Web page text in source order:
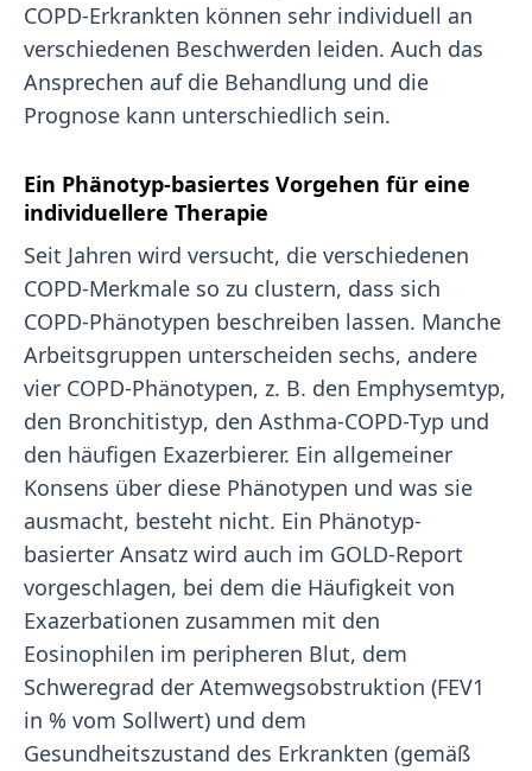
COPD-Erkrankten können sehr individuell an
verschiedenen Beschwerden leiden. Auch das
Ansprechen auf die Behandlung und die
Prognose kann unterschiedlich sein.
Ein Phänotyp-basiertes Vorgehen für eine
individuellere Therapie
Seit Jahren wird versucht, die verschiedenen
COPD-Merkmale so zu clustern, dass sich
COPD-Phänotypen beschreiben lassen. Manche
Arbeitsgruppen unterscheiden sechs, andere
vier COPD-Phänotypen, z. B. den Emphysemtyp,
den Bronchitistyp, den Asthma-COPD-Typ und
den häufigen Exazerbierer. Ein allgemeiner
Konsens über diese Phänotypen und was sie
ausmacht, besteht nicht. Ein Phänotyp-
basierter Ansatz wird auch im GOLD-Report
vorgeschlagen, bei dem die Häufigkeit von
Exazerbationen zusammen mit den
Eosinophilen im peripheren Blut, dem
Schweregrad der Atemwegsobstruktion (FEV1
in % vom Sollwert) und dem
Gesundheitszustand des Erkrankten (gemäß